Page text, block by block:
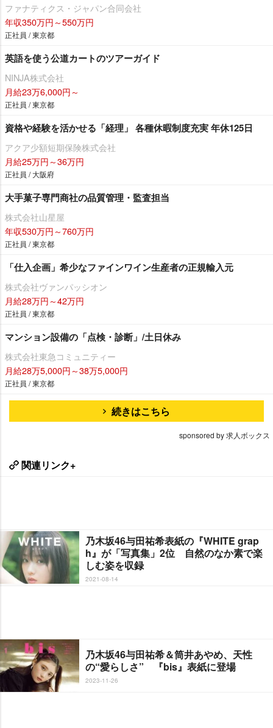
ファナティクス・ジャパン合同会社
年収350万円～550万円
正社員 / 東京都
英語を使う公道カートのツアーガイド
NINJA株式会社
月給23万6,000円～
正社員 / 東京都
資格や経験を活かせる「経理」 各種休暇制度充実 年休125日
アクア少額短期保険株式会社
月給25万円～36万円
正社員 / 大阪府
大手菓子専門商社の品質管理・監査担当
株式会社山星屋
年収530万円～760万円
正社員 / 東京都
「仕入企画」希少なファインワイン生産者の正規輸入元
株式会社ヴァンパッシオン
月給28万円～42万円
正社員 / 東京都
マンション設備の「点検・診断」/土日休み
株式会社東急コミュニティー
月給28万5,000円～38万5,000円
正社員 / 東京都
続きはこちら
sponsored by 求人ボックス
関連リンク+
乃木坂46与田祐希表紙の『WHITE grap
h』が「写真集」2位 自然のなか素で楽
しむ姿を収録
2021-08-14
乃木坂46与田祐希＆筒井あやめ、天性
の“愛らしさ” 『bis』表紙に登場
2023-11-26